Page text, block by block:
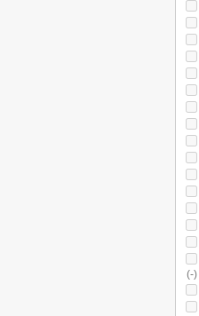
(-)